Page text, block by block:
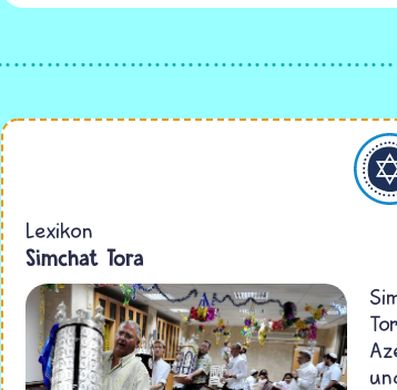
Lexikon
Simchat Tora